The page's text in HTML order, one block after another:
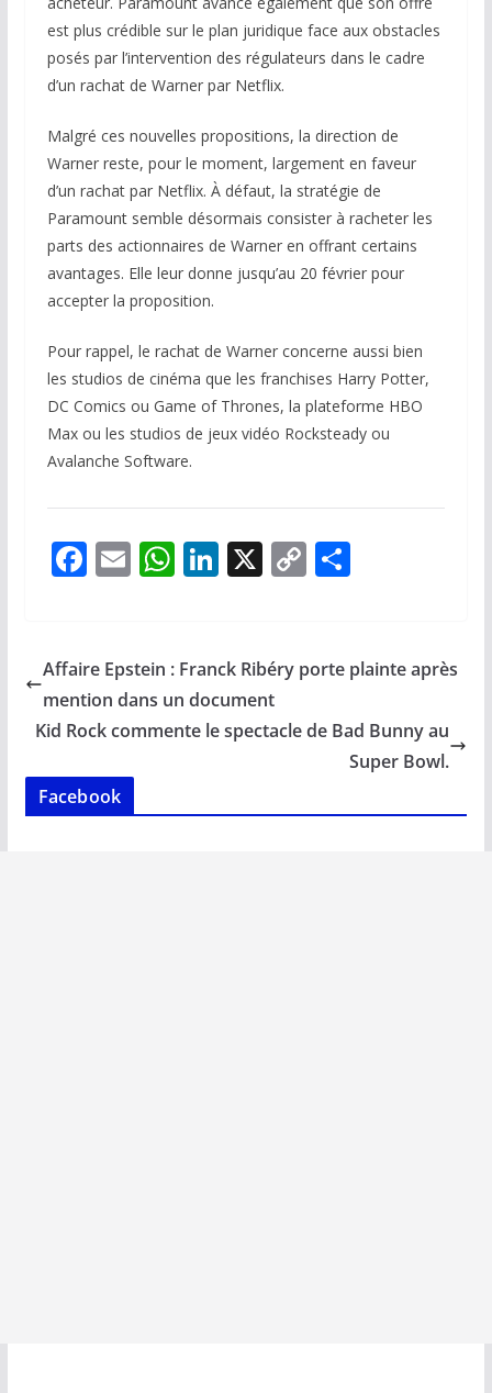
est plus crédible sur le plan juridique face aux obstacles
posés par l’intervention des régulateurs dans le cadre
d’un rachat de Warner par Netflix.
Malgré ces nouvelles propositions, la direction de
Warner reste, pour le moment, largement en faveur
d’un rachat par Netflix. À défaut, la stratégie de
Paramount semble désormais consister à racheter les
parts des actionnaires de Warner en offrant certains
avantages. Elle leur donne jusqu’au 20 février pour
accepter la proposition.
Pour rappel, le rachat de Warner concerne aussi bien
les studios de cinéma que les franchises Harry Potter,
DC Comics ou Game of Thrones, la plateforme HBO
Max ou les studios de jeux vidéo Rocksteady ou
Avalanche Software.
F
b
o
o
k
E
l
W
s
A
p
Li
e
dI
n
X C
y
n
P
g
Affaire Epstein : Franck Ribéry porte plainte après
mention dans un document
Kid Rock commente le spectacle de Bad Bunny au
Super Bowl.
Facebook